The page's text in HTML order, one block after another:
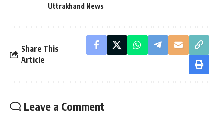
Uttrakhand News
Share This
Article
Leave a Comment